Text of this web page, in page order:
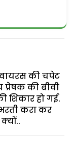
वायरस की चपेट
की बीवी
शिकार हो गई.
करा कर